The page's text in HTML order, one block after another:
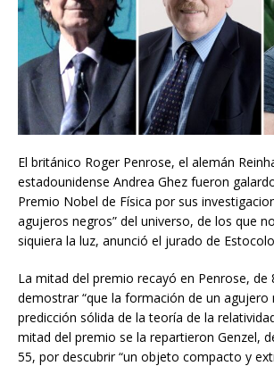
El británico Roger Penrose, el alemán
estadounidense Andrea Ghez fueron
Premio Nobel de Física por sus
agujeros negros” del universo, de los que
siquiera la luz, anunció el jurado de
La mitad del premio recayó en Penrose, de
demostrar “que la formación de un agujero
predicción sólida de la teoría de la
mitad del premio se la repartieron Genzel,
55, por descubrir “un objeto compacto y